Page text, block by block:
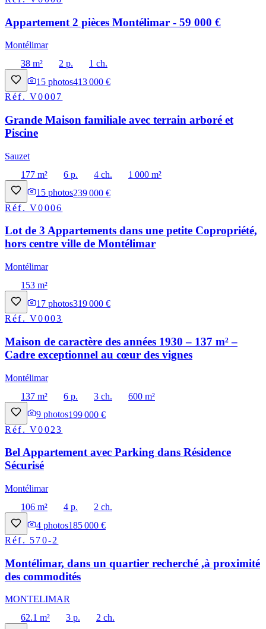
Appartement 2 pièces Montélimar - 59 000 €
Montélimar
38 m²
2 p.
1 ch.
15 photos413 000 €
Réf.V0007
Grande Maison familiale avec terrain arboré et
Piscine
Sauzet
177 m²
6 p. 4 ch.
1 000 m²
15 photos239 000 €
Réf.V0006
Lot de 3 Appartements dans une petite Copropriété,
hors centre ville de Montélimar
Montélimar
153 m²
17 photos319 000 €
Réf.V0003
Maison de caractère des années 1930 – 137 m² –
Cadre exceptionnel au cœur des vignes
Montélimar
137 m²
6 p. 3 ch.
600 m²
9 photos199 000 €
Réf.V0023
Bel Appartement avec Parking dans Résidence
Sécurisé
Montélimar
106 m²
4 p.
2 ch.
4 photos185 000 €
Réf. 570-2
Montélimar, dans un quartier recherché ,à proximité
des commodités
MONTELIMAR
62.1 m²
3 p.
2 ch.